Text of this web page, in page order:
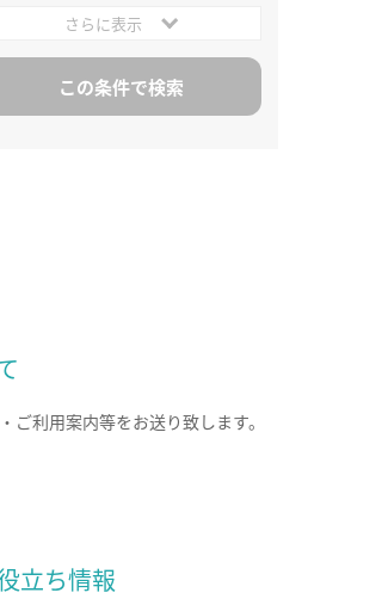
さらに表示
ご利用案内等をお送り致します。
立ち情報